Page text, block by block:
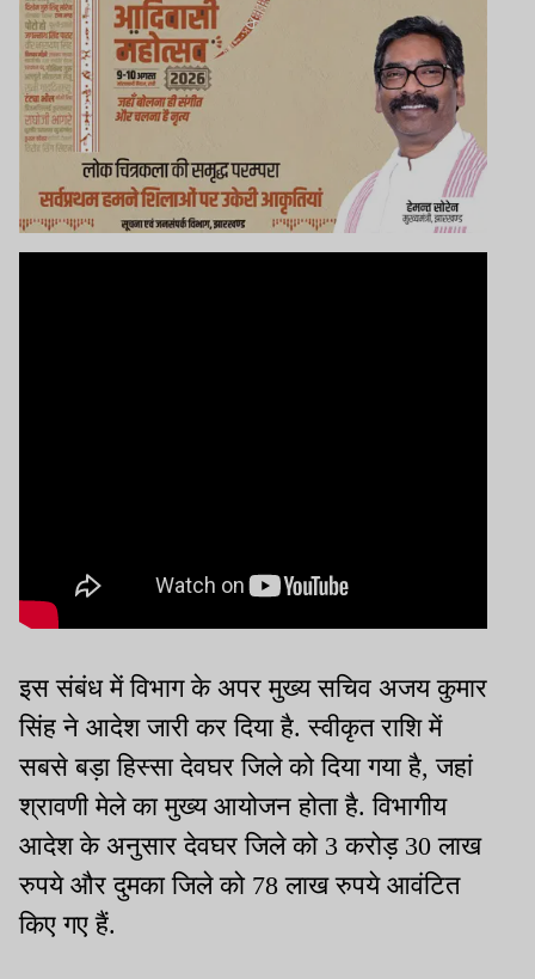
इस संबंध में विभाग के अपर मुख्य सचिव अजय कुमार
सिंह ने आदेश जारी कर दिया है. स्वीकृत राशि में
सबसे बड़ा हिस्सा देवघर जिले को दिया गया है, जहां
श्रावणी मेले का मुख्य आयोजन होता है. विभागीय
आदेश के अनुसार देवघर जिले को 3 करोड़ 30 लाख
रुपये और दुमका जिले को 78 लाख रुपये आवंटित
किए गए हैं.